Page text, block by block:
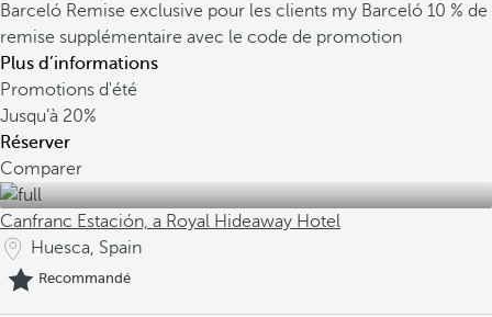
Barceló Remise exclusive pour les clients my Barceló 10 % de
remise supplémentaire avec le code de promotion
Plus d’informations
Promotions d'été
Jusqu’à 20%
Réserver
Comparer
Canfranc Estación, a Royal Hideaway Hotel
Huesca, Spain
Recommandé